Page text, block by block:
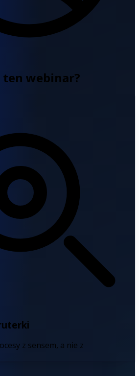
webinar?
z sensem, a nie z